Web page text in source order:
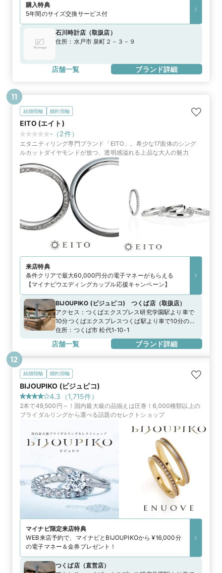
購入特典
5年間のサイズ交換サービス付
石川時計店（取扱店 ）
住所： 水戸市 泉町２－３－９
店舗一覧 ブランド詳細
結婚指輪 婚約指輪
EITO (エイト)
- （2件）
エタニティリング専門ブランド「EITO」。希少な17面体のシング
ルカットダイヤモンドが放つ、透明感溢れる上品な大人の魅力
来店特典
条件クリアで最大60,000円分の電子マネーがもらえる
【マイナビウエディングカップル応援キャンペーン】
BIJOUPIKO (ビジュピコ) つくば店（取扱店）
アクセス： つくばエクスプレス研究学園駅より車で
10分つくばエクスプレスつくば駅より車で10分の白
い建物 首都圏中央連絡自動車道つくば中央ICより車
で10分。国道408号線松代交差点南側
住所： つくば市 松代1-10-1
店舗一覧 ブランド詳細
11
結婚指輪 婚約指輪
BIJOUPIKO (ビジュピコ)
4.3 （1,715件）
2本で49,500円～！国内最大級の品揃えは圧巻！6,000種類以上の
ブライダルリングから選べる話題のセレクトショップ
マイナビ限定来店特典
WEB来店予約で、マイナビとBIJOUPIKOから ¥16,000分
の電子マネー＆金券プレゼント！
つくば店（直営店）
12